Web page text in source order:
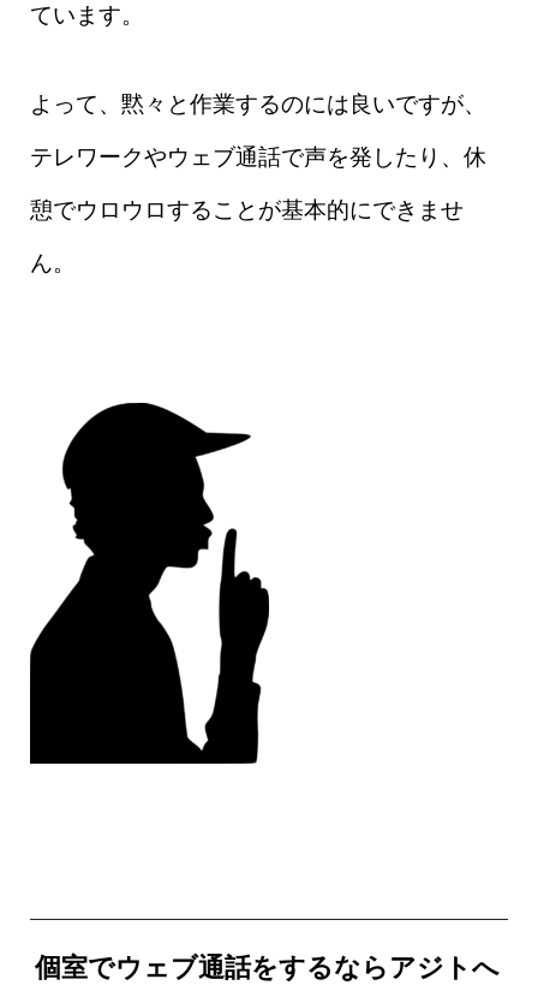
ています。
よって、黙々と作業するのには良いですが、
テレワークやウェブ通話で声を発したり、休
憩でウロウロすることが基本的にできませ
ん。
個室でウェブ通話をするならアジトへ